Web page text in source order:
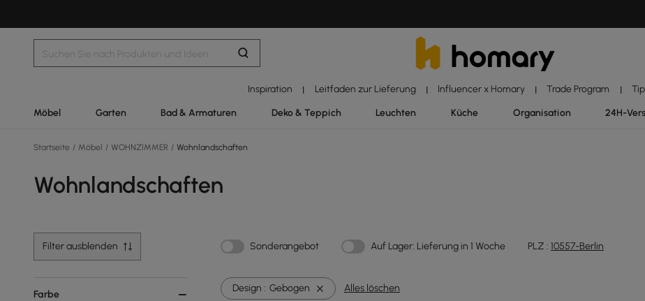
Inspiration | Leitfaden zur Lieferung | Influencer x Homary | Trade Program |
Möbel Garten Bad & Armaturen Deko & Teppich Leuchten Küche Organisation 24H-
Startseite / Möbel / WOHNZIMMER / Wohnlandschaften
Wohnlandschaften
Filter ausblenden Sonderangebot Auf Lager: Lieferung in 1 Woche PLZ : 10557-Berlin
Farbe
Design : Gebogen Alles löschen